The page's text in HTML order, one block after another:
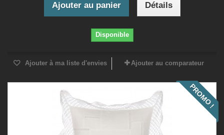
Ajouter au panier Détails
Disponible
Ajouter à ma liste d'envies Ajouter au comparateur
PROMO !